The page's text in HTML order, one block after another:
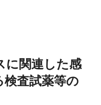
に関連した感
査試薬等の